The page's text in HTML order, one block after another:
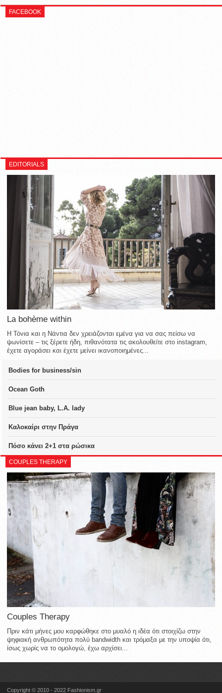
FACEBOOK
EDITORIALS
La bohème within
Η Τόνια και η Νάντια δεν χρειάζονται εμένα για να σας πείσω να
ψωνίσετε – τις ξέρετε ήδη, πιθανότατα τις ακολουθείτε στο instagram,
έχετε αγοράσει και έχετε μείνει ικανοποιημένες...
Bodies for business/sin
Ocean Goth
Blue jean baby, L.A. lady
Καλοκαίρι στην Πράγα
Πόσο κάνει 2+1 στα ρώσικα
COUPLES THERAPY
Couples Therapy
Πριν κάτι μήνες μου καρφώθηκε στο μυαλό η ιδέα ότι στοιχίζω στην
ψηφιακή ανθρωπότητα πολύ bandwidth και τρόμαξα με την υποψία ότι,
ίσως χωρίς να το ομολογώ, έχω αρχίσει...
Copyright © 2010 - 2022 Fashionism.gr